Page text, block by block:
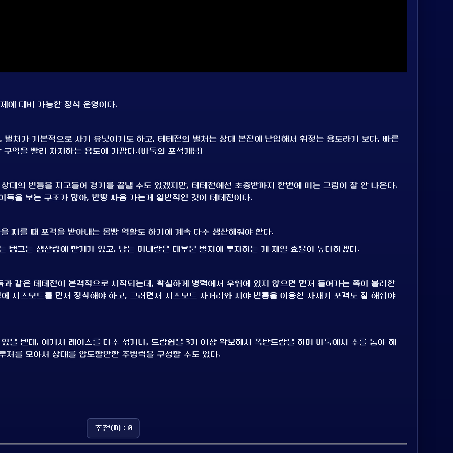
에 대비 가능한 정석 운영이다.
처가 기본적으로 사기 유닛이기도 하고, 테테전의 벌처는 상대 본진에 난입해서 휘젖는 용도라기 보다, 빠른
역을 빨리 차지하는 용도에 가깝다.(바둑의 포석개념)
대의 빈틈을 치고들어 경기를 끝낼 수도 있겠지만, 테테전에선 초중반까지 한번에 미는 그림이 잘 안 나온다.
득을 보는 구조가 많아, 반땅 싸움 가는게 일반적인 것이 테테전이다.
찌를 때 포격을 받아내는 몸빵 역할도 하기에 계속 다수 생산해줘야 한다.
탱크는 생산량에 한계가 있고, 남는 미네랄은 대부분 벌쳐에 투자하는 게 제일 효율이 높다하겠다.
같은 테테전이 본격적으로 시작되는데, 확실하게 병력에서 우위에 있지 않으면 먼저 들어가는 쪽이 불리한
시즈모드를 먼저 장착해야 하고, 그러면서 시즈모드 사거리와 시야 빈틈을 이용한 자재기 포격도 잘 해줘야
을 텐데, 여기서 레이스를 다수 섞거나, 드랍쉽을 3기 이상 확보해서 폭탄드랍을 하며 바둑에서 수를 놓아 해
저를 모아서 상대를 압도할만한 주병력을 구성할 수도 있다.
추천(M) : 0